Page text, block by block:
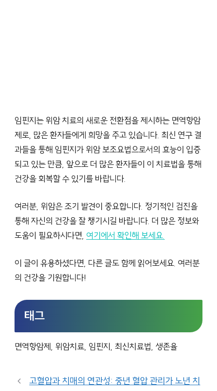
임핀지는 위암 치료의 새로운 전환점을 제시하는 면역항암
제로, 많은 환자들에게 희망을 주고 있습니다. 최신 연구 결
과들을 통해 임핀지가 위암 보조요법으로서의 효능이 입증
되고 있는 만큼, 앞으로 더 많은 환자들이 이 치료법을 통해
건강을 회복할 수 있기를 바랍니다.
여러분, 위암은 조기 발견이 중요합니다. 정기적인 검진을
통해 자신의 건강을 잘 챙기시길 바랍니다. 더 많은 정보와
도움이 필요하시다면, 여기에서 확인해 보세요.
이 글이 유용하셨다면, 다른 글도 함께 읽어보세요. 여러분
의 건강을 기원합니다!
태그
면역항암제, 위암치료, 임핀지, 최신치료법, 생존율
고혈압과 치매의 연관성: 중년 혈압 관리가 노년 치